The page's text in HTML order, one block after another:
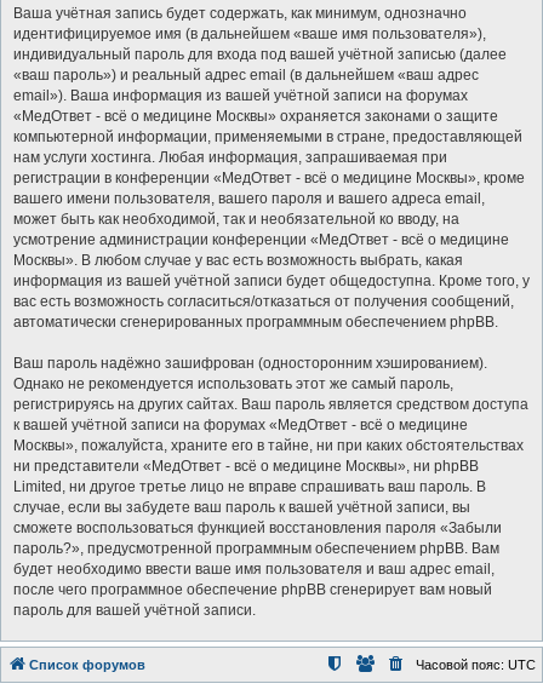
Ваша учётная запись будет содержать, как минимум, однозначно
идентифицируемое имя (в дальнейшем «ваше имя пользователя»),
индивидуальный пароль для входа под вашей учётной записью (далее
«ваш пароль») и реальный адрес email (в дальнейшем «ваш адрес
email»). Ваша информация из вашей учётной записи на форумах
«МедОтвет - всё о медицине Москвы» охраняется законами о защите
компьютерной информации, применяемыми в стране, предоставляющей
нам услуги хостинга. Любая информация, запрашиваемая при
регистрации в конференции «МедОтвет - всё о медицине Москвы», кроме
вашего имени пользователя, вашего пароля и вашего адреса email,
может быть как необходимой, так и необязательной ко вводу, на
усмотрение администрации конференции «МедОтвет - всё о медицине
Москвы». В любом случае у вас есть возможность выбрать, какая
информация из вашей учётной записи будет общедоступна. Кроме того, у
вас есть возможность согласиться/отказаться от получения сообщений,
автоматически сгенерированных программным обеспечением phpBB.
Ваш пароль надёжно зашифрован (односторонним хэшированием).
Однако не рекомендуется использовать этот же самый пароль,
регистрируясь на других сайтах. Ваш пароль является средством доступа
к вашей учётной записи на форумах «МедОтвет - всё о медицине
Москвы», пожалуйста, храните его в тайне, ни при каких обстоятельствах
ни представители «МедОтвет - всё о медицине Москвы», ни phpBB
Limited, ни другое третье лицо не вправе спрашивать ваш пароль. В
случае, если вы забудете ваш пароль к вашей учётной записи, вы
сможете воспользоваться функцией восстановления пароля «Забыли
пароль?», предусмотренной программным обеспечением phpBB. Вам
будет необходимо ввести ваше имя пользователя и ваш адрес email,
после чего программное обеспечение phpBB сгенерирует вам новый
пароль для вашей учётной записи.
Список форумов Часовой пояс: UTC